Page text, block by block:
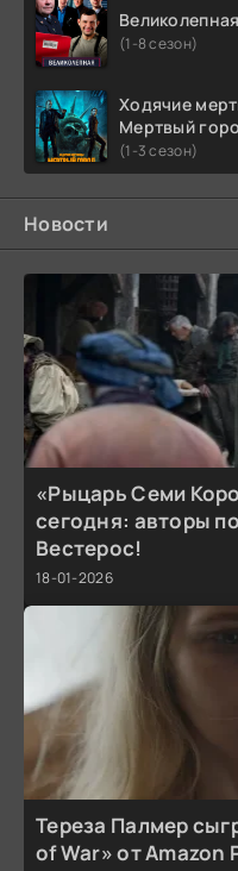
(1-8 сезон)
Ходячие
Мертвый
(1-3 сезон)
Новости
«Рыцарь Семи
сегодня: авторы
Вестерос!
18-01-2026
Тереза Палмер
of War» от Amazon